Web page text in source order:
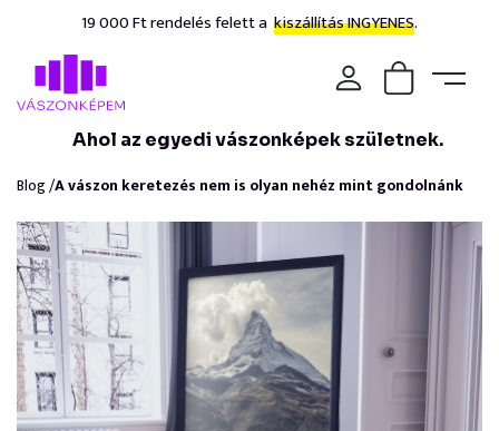
19 000 Ft rendelés felett a kiszállítás INGYENES.
Ahol az egyedi vászonképek születnek.
Blog /A vászon keretezés nem is olyan nehéz mint gondolnánk